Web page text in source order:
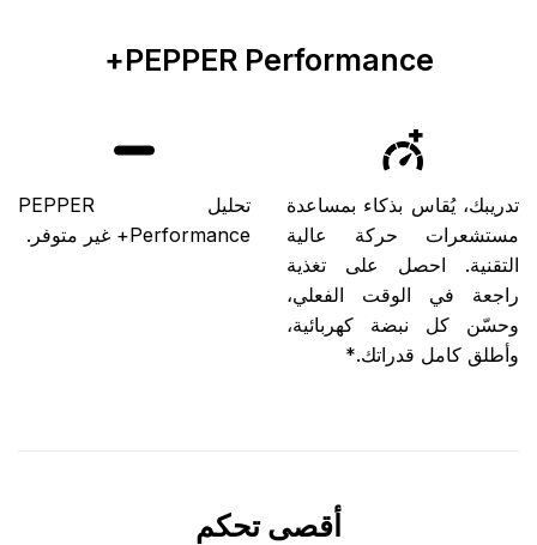
PEPPER Performance+
تدريبك، يُقاس بذكاء بمساعدة
مستشعرات حركة عالية
التقنية. احصل على تغذية
راجعة في الوقت الفعلي،
وحسّن كل نبضة كهربائية،
وأطلق كامل قدراتك.*
تحليل PEPPER
Performance+ غير متوفر.
أقصى تحكم